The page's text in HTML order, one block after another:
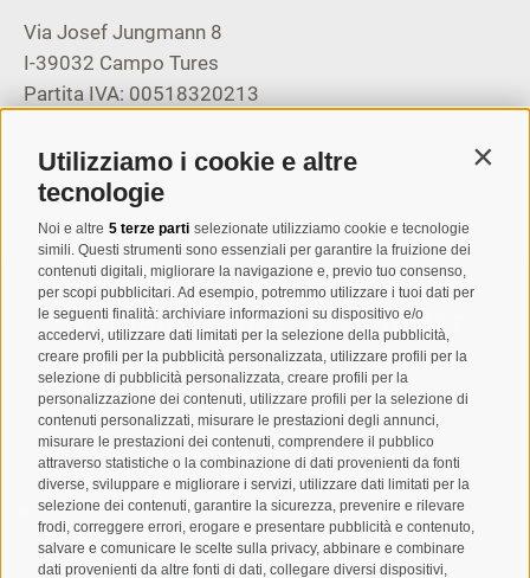
Utilizziamo i cookie e altre
tecnologie
Noi e altre 5 terze parti selezionate utilizziamo cookie e tecnologie
simili. Questi strumenti sono essenziali per garantire la fruizione dei
contenuti digitali, migliorare la navigazione e, previo tuo consenso,
per scopi pubblicitari. Ad esempio, potremmo utilizzare i tuoi dati per
le seguenti finalità: archiviare informazioni su dispositivo e/o
accedervi, utilizzare dati limitati per la selezione della pubblicità,
creare profili per la pubblicità personalizzata, utilizzare profili per la
selezione di pubblicità personalizzata, creare profili per la
personalizzazione dei contenuti, utilizzare profili per la selezione di
contenuti personalizzati, misurare le prestazioni degli annunci,
misurare le prestazioni dei contenuti, comprendere il pubblico
attraverso statistiche o la combinazione di dati provenienti da fonti
diverse, sviluppare e migliorare i servizi, utilizzare dati limitati per la
selezione dei contenuti, garantire la sicurezza, prevenire e rilevare
frodi, correggere errori, erogare e presentare pubblicità e contenuto,
salvare e comunicare le scelte sulla privacy, abbinare e combinare
dati provenienti da altre fonti di dati, collegare diversi dispositivi,
Via Josef Jungmann 8
I-39032 Campo Tures
Partita IVA: 00518320213
T+39 0474 678076
info@taufers.com
Registrazione Newsletter
Letto e compreso laprivacy policy, autorizzo il Titolare al
trattamento dei dati personali